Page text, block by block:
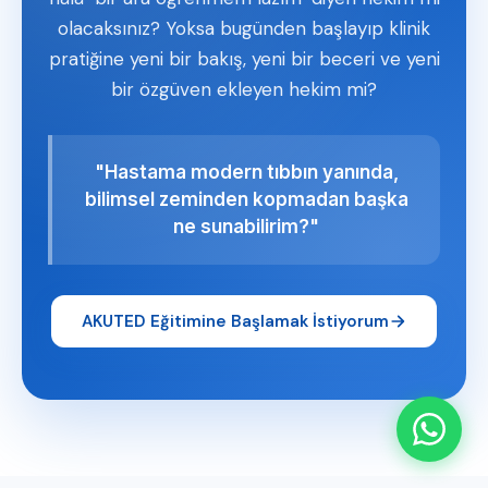
olacaksınız? Yoksa bugünden başlayıp klinik
pratiğine yeni bir bakış, yeni bir beceri ve yeni
bir özgüven ekleyen hekim mi?
"Hastama modern tıbbın yanında,
bilimsel zeminden kopmadan başka
ne sunabilirim?"
AKUTED Eğitimine Başlamak İstiyorum